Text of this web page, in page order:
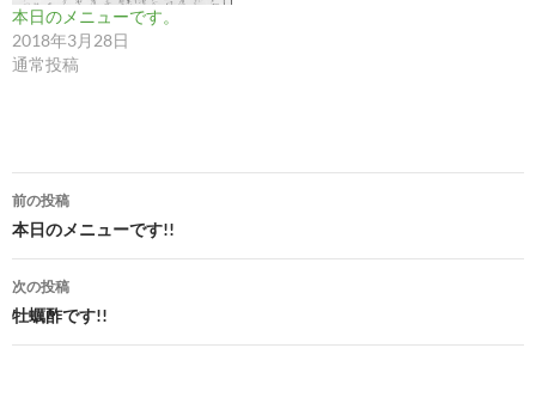
本日のメニューです。
2018年3月28日
通常投稿
投
稿
ナ
ビ
前の投稿
本日のメニューです!!
次の投稿
牡蠣酢です!!